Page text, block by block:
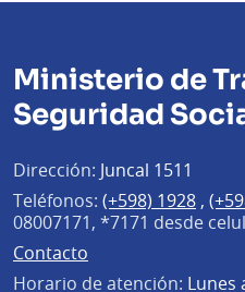
Ministerio de
Seguridad
Dirección: Juncal 1511
Teléfonos: (+598) 1928 ,
08007171, *7171 desde
Contacto
Horario de atención: Lunes